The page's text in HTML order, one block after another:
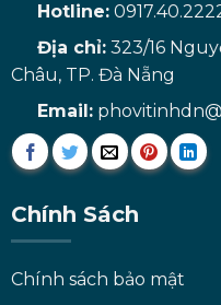
Hotline:
Địa chỉ:323/16
Châu, TP. Đà Nẵng
Email:
Chính Sách
Chính sách bảo mật